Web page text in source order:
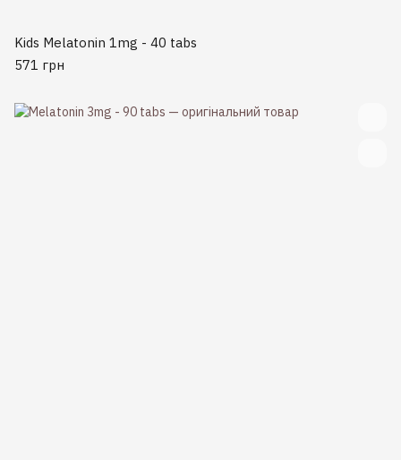
Kids Melatonin 1mg - 40 tabs
571 грн